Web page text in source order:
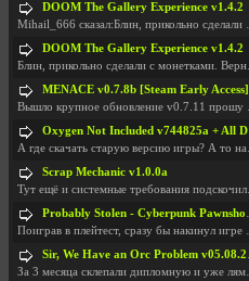
DOOM The Gallery Experience v1.4.2
Mihail_666 сказал:Блин, прикольно сделали с монетк
DOOM The Gallery Experience v1.4.2
Блин, прикольно сделали с монетками. Вернулся в св
MENACE v0.7.8b [Steam Early Access]
Вышло крупное обновление v0.7.11 прошу обновить
Oxygen Not Included v744825a + All DLC
А где скачать старую версию игры? А то на новой но
Scrap Mechanic v1.0.0a
Тут ещё и системные требования подскочили. Если не
Probably Stolen - Cyberpunk Pawnshop Simulator v048c [Playtest]
Поиграв в плейтест, сразу бы накинул игре наивысши
Sir, We Have an Orc Problem v05.08.2026
За 3 месяца склепали дипломную и уже лям двести ба